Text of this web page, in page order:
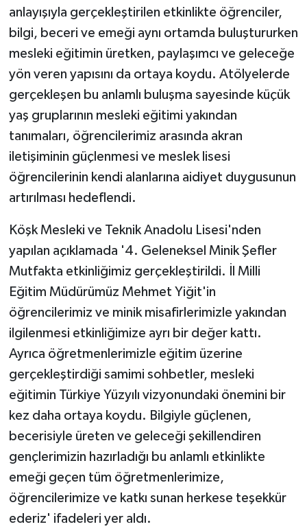
anlayışıyla gerçekleştirilen etkinlikte öğrenciler,
bilgi, beceri ve emeği aynı ortamda buluştururken
mesleki eğitimin üretken, paylaşımcı ve geleceğe
yön veren yapısını da ortaya koydu. Atölyelerde
gerçekleşen bu anlamlı buluşma sayesinde küçük
yaş gruplarının mesleki eğitimi yakından
tanımaları, öğrencilerimiz arasında akran
iletişiminin güçlenmesi ve meslek lisesi
öğrencilerinin kendi alanlarına aidiyet duygusunun
artırılması hedeflendi.
Köşk Mesleki ve Teknik Anadolu Lisesi'nden
yapılan açıklamada '4. Geleneksel Minik Şefler
Mutfakta etkinliğimiz gerçekleştirildi. İl Milli
Eğitim Müdürümüz Mehmet Yiğit'in
öğrencilerimiz ve minik misafirlerimizle yakından
ilgilenmesi etkinliğimize ayrı bir değer kattı.
Ayrıca öğretmenlerimizle eğitim üzerine
gerçekleştirdiği samimi sohbetler, mesleki
eğitimin Türkiye Yüzyılı vizyonundaki önemini bir
kez daha ortaya koydu. Bilgiyle güçlenen,
becerisiyle üreten ve geleceği şekillendiren
gençlerimizin hazırladığı bu anlamlı etkinlikte
emeği geçen tüm öğretmenlerimize,
öğrencilerimize ve katkı sunan herkese teşekkür
ederiz' ifadeleri yer aldı.